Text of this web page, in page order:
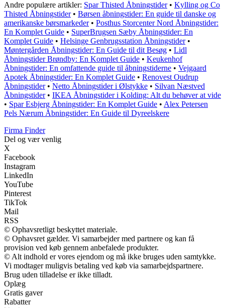
Andre populære artikler: Spar Thisted Åbningstider• Kylling og Co
Thisted Åbningstider• Børsen åbningstider: En guide til danske og
amerikanske børsmarkeder• Posthus Storcenter Nord Åbningstider:
En Komplet Guide • SuperBrugsen Sæby Åbningstider: En
Komplet Guide • Helsinge Genbrugsstation Åbningstider•
Møntergården Åbningstider: En Guide til dit Besøg • Lidl
Åbningstider Brøndby: En Komplet Guide • Keukenhof
Åbningstider: En omfattende guide til åbningstiderne • Vejgaard
Apotek Åbningstider: En Komplet Guide • Renovest Oudrup
Åbningstider• Netto Åbningstider i Ølstykke • Silvan Næstved
Åbningstider• IKEA Åbningstider i Kolding: Alt du behøver at vide
• Spar Esbjerg Åbningstider: En Komplet Guide • Alex Petersen
Pels Nærum Åbningstider: En Guide til Dyreelskere
Firma Finder
Del og vær venlig
X
Facebook
Instagram
LinkedIn
YouTube
Pinterest
TikTok
Mail
RSS
© Ophavsretligt beskyttet materiale.
© Ophavsret gælder. Vi samarbejder med partnere og kan få
provision ved køb gennem anbefalede produkter.
© Alt indhold er vores ejendom og må ikke bruges uden samtykke.
Vi modtager muligvis betaling ved køb via samarbejdspartnere.
Brug uden tilladelse er ikke tilladt.
Oplæg
Gratis gaver
Rabatter